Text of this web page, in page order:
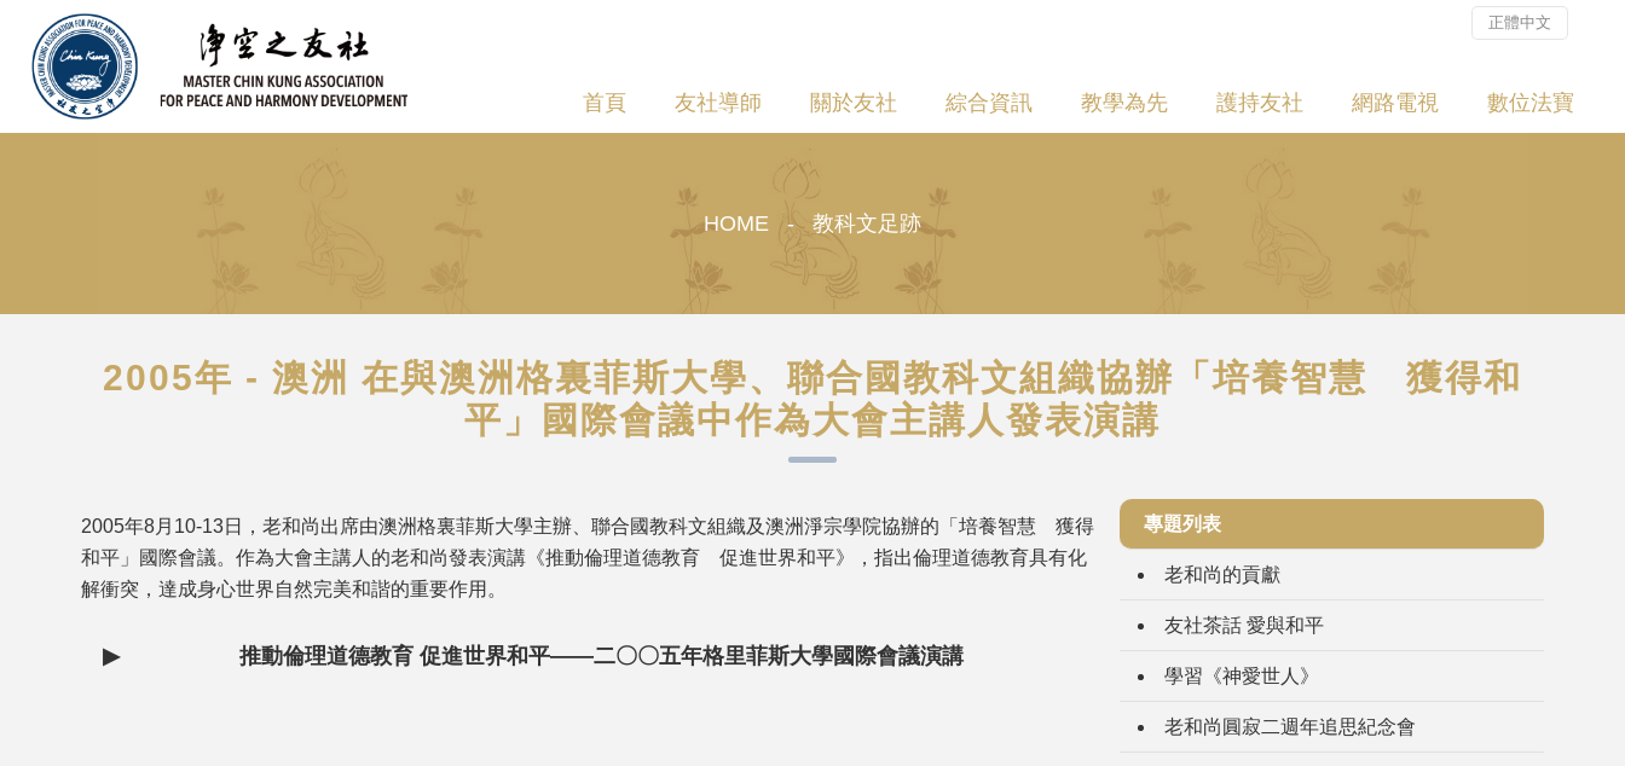
正體中文
首頁 友社導師 關於友社 綜合資訊 教學為先 護持友社 網路電視 數位法寶
HOME - 教科文足跡
2005年 - 澳洲 在與澳洲格裏菲斯大學、聯合國教科文組織協辦「培養智慧 獲得和
平」國際會議中作為大會主講人發表演講
2005年8月10-13日，老和尚出席由澳洲格裏菲斯大學主辦、聯合國教科文組織及澳洲淨宗學院協辦的「培養智慧 獲得
和平」國際會議。作為大會主講人的老和尚發表演講《推動倫理道德教育 促進世界和平》，指出倫理道德教育具有化
解衝突，達成身心世界自然完美和諧的重要作用。
▶ 推動倫理道德教育 促進世界和平——二〇〇五年格里菲斯大學國際會議演講
專題列表
老和尚的貢獻
友社茶話 愛與和平
學習《神愛世人》
老和尚圓寂二週年追思紀念會